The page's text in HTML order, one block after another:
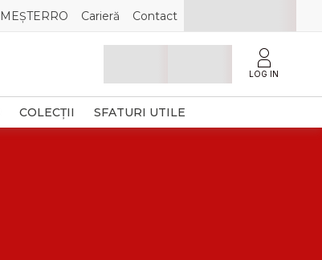
MEȘTERRO Carieră Contact
LOG IN
COLECȚII SFATURI UTILE